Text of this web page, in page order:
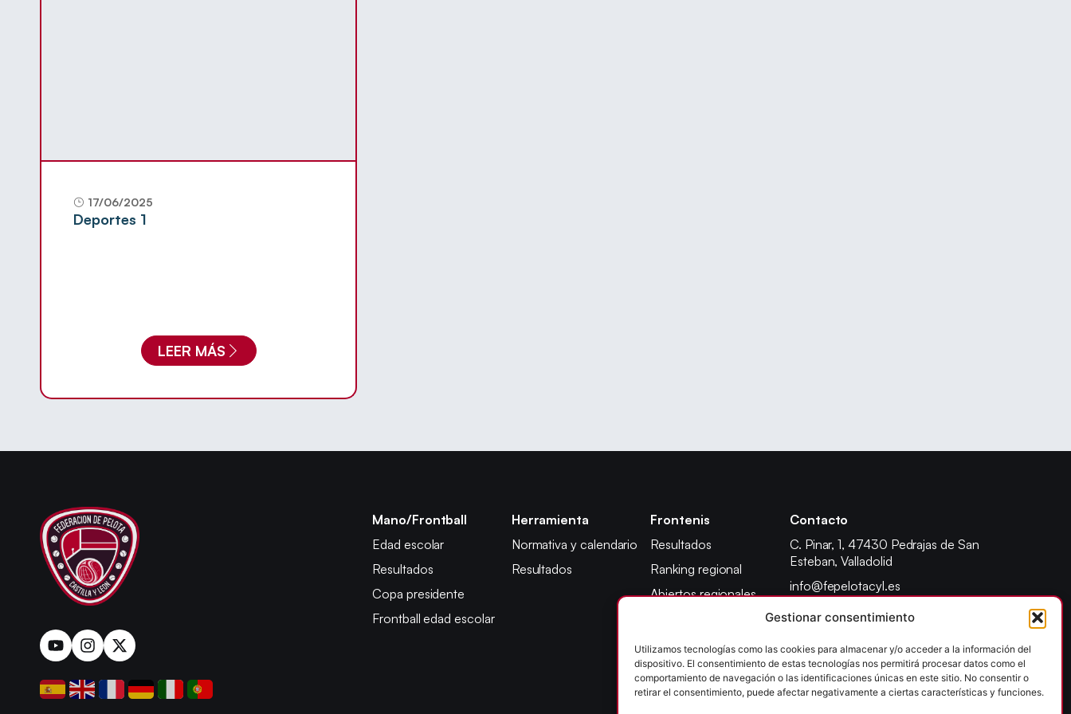
Gestionar consentimiento
Utilizamos tecnologías como las cookies para almacenar y/o acceder a la información del
dispositivo. El consentimiento de estas tecnologías nos permitirá procesar datos como el
comportamiento de navegación o las identificaciones únicas en este sitio. No consentir o
retirar el consentimiento, puede afectar negativamente a ciertas características y funciones.
17/06/2025
Deportes 1
LEER MÁS
Mano/Frontball
Edad escolar
Resultados
Copa presidente
Frontball edad escolar
Herramienta
Normativa y calendario
Resultados
Frontenis
Resultados
Ranking regional
Abiertos regionales
Copa presidente
Abiertos edad escolar
Campeonato provincial
Contacto
C. Pinar, 1, 47430 Pedrajas de San
Esteban, Valladolid
info@fepelotacyl.es
640 90 22 41